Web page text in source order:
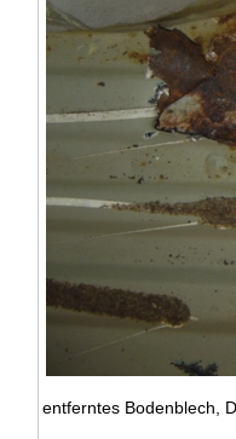
entferntes Bodenblech,